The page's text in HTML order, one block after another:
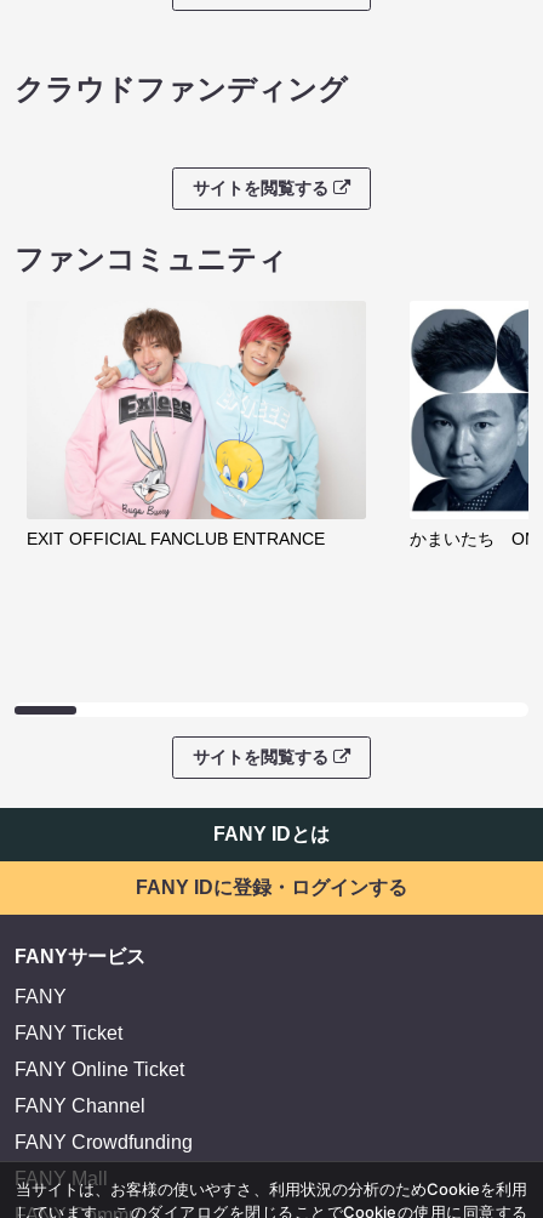
クラウドファンディング
サイトを閲覧する
ファンコミュニティ
EXIT OFFICIAL FANCLUB ENTRANCE かまいたち
サイトを閲覧する
FANY IDとは
FANY IDに登録・ログインする
FANYサービス
FANY
FANY Ticket
FANY Online Ticket
FANY Channel
FANY Crowdfunding
FANY Mall
当サイトは、お客様の使いやすさ、利用状況の分析のためCookieを利用
しています。このダイアログを閉じることでCookieの使用に同意する